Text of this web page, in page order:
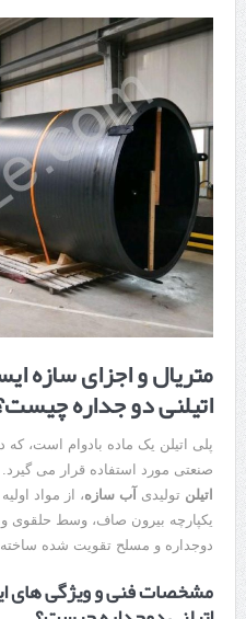
متریال و اجزای سازه
اتیلنی دو جداره
پلی اتیلن یک ماده بادوام است،
صنعتی مورد استفاده قرار می گیرد.
اتیلن تولیدی آب سازه، از مواد
یکپارچه بیرون صاف، وسط
دوجداره و مسلح تقویت شده
مشخصات فنی و ویژگی های